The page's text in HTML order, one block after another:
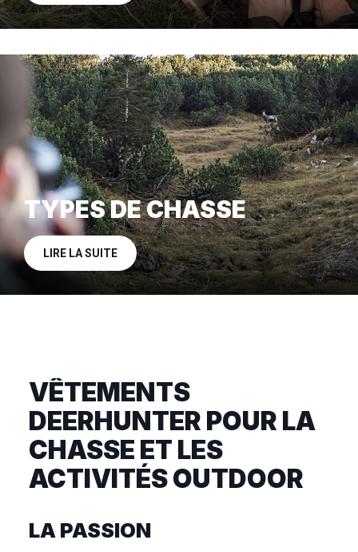
TYPES DE CHASSE
LIRE LA SUITE
VÊTEMENTS
DEERHUNTER POUR LA
CHASSE ET LES
ACTIVITÉS OUTDOOR
LA PASSION